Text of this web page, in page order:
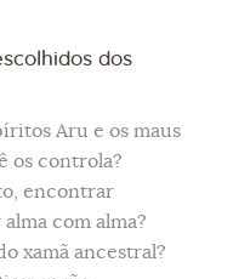
dos
Aru e os maus
os controla?
encontrar
com alma?
xamã ancestral?